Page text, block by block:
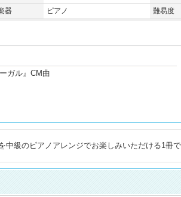
器
ピアノ 難易度
ガル』CM曲
中級のピアノアレンジでお楽しみいただける1冊